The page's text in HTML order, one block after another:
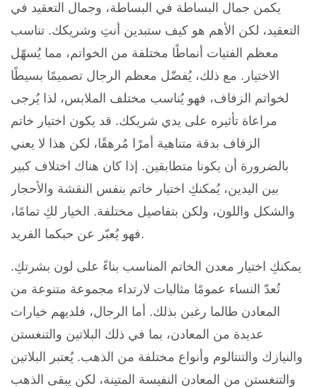
يكمن جمال البساطة في البساطة، وجمال التعقيد في
التعقيد، لكن الأهم هو كيف ستبدين أنتِ وشريكك. تناسب
معظم الفتيات أنماطًا مختلفة من الخواتم، مما يُسهّل
الاختيار. مع ذلك، يُفضّل معظم الرجال تصميمًا بسيطًا
لخواتم الزفاف، فهو يُناسب مختلف الملابس، لذا يُرجى
مراعاة تأثيره على يدي شريكك. قد يكون اختيار خاتم
الزفاف بدقة متناهية أمرًا مُرهقًا، لكن هذا لا يعني
بالضرورة أن يكونا متطابقين. إذا كان هناك اختلاف كبير
بين اليدين، يُمكنكِ اختيار خاتم بنفس النقشة والأحجار
والشكل واللون، ولكن بتفاصيل مختلفة. الخيار لكِ تمامًا،
فهو يُعبّر عن حبكما الفريد.
يمكنكِ اختيار معدن الخاتم المناسب بناءً على لون بشرتكِ.
تُعدّ النساء عمومًا مثاليات لارتداء مجموعة متنوعة من
المعادن طالما رغبن بذلك. أما الرجال، فلديهم خيارات
عديدة من المعادن، بما في ذلك البلاتين والتنغستن
والنيازك والتنتالوم وأنواع مختلفة من الذهب. يُعتبر البلاتين
والتنغستن من المعادن النفيسة المتينة، لكن يبقى الذهب